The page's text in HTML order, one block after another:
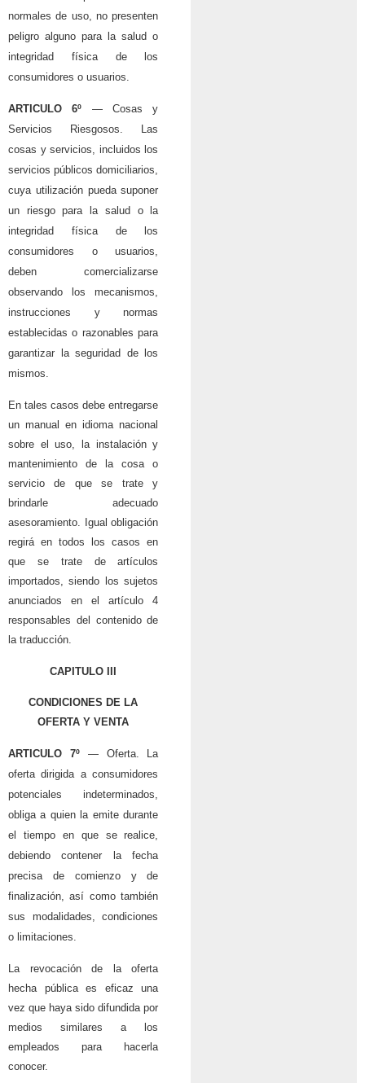
normales de uso, no presenten
peligro alguno para la salud o
integridad física de los
consumidores o usuarios.
ARTICULO 6º — Cosas y
Servicios Riesgosos. Las
cosas y servicios, incluidos los
servicios públicos domiciliarios,
cuya utilización pueda suponer
un riesgo para la salud o la
integridad física de los
consumidores o usuarios,
deben comercializarse
observando los mecanismos,
instrucciones y normas
establecidas o razonables para
garantizar la seguridad de los
mismos.
En tales casos debe entregarse
un manual en idioma nacional
sobre el uso, la instalación y
mantenimiento de la cosa o
servicio de que se trate y
brindarle adecuado
asesoramiento. Igual obligación
regirá en todos los casos en
que se trate de artículos
importados, siendo los sujetos
anunciados en el artículo 4
responsables del contenido de
la traducción.
CAPITULO III
CONDICIONES DE LA
OFERTA Y VENTA
ARTICULO 7º— Oferta. La
oferta dirigida a consumidores
potenciales indeterminados,
obliga a quien la emite durante
el tiempo en que se realice,
debiendo contener la fecha
precisa de comienzo y de
finalización, así como también
sus modalidades, condiciones
o limitaciones.
La revocación de la oferta
hecha pública es eficaz una
vez que haya sido difundida por
medios similares a los
empleados para hacerla
conocer.